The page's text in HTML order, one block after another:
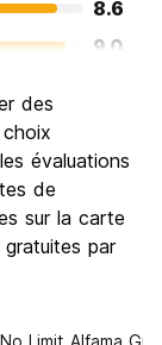
8.6
9.0
8.6
des
évaluations
de
sur la carte
par
No Limit Alfama